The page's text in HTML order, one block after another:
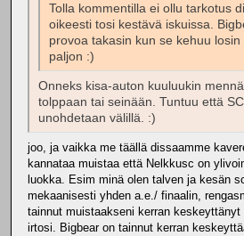
Tolla kommentilla ei ollu tarkotus
oikeesti tosi kestävä iskuissa.
provoa takasin kun se kehuu losin
paljon :)
Onneks kisa-auton kuuluukin
tolppaan tai seinään. Tuntuu että
unohdetaan välillä. :)
joo, ja vaikka me täällä dissaamme
kannataa muistaa että Nelkkusc on
luokka. Esim minä olen talven ja kesän
mekaanisesti yhden a.e./ finaalin,
tainnut muistaakseni kerran keskeyttänyt
irtosi. Bigbear on tainnut kerran